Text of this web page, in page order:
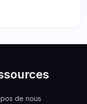
de nous